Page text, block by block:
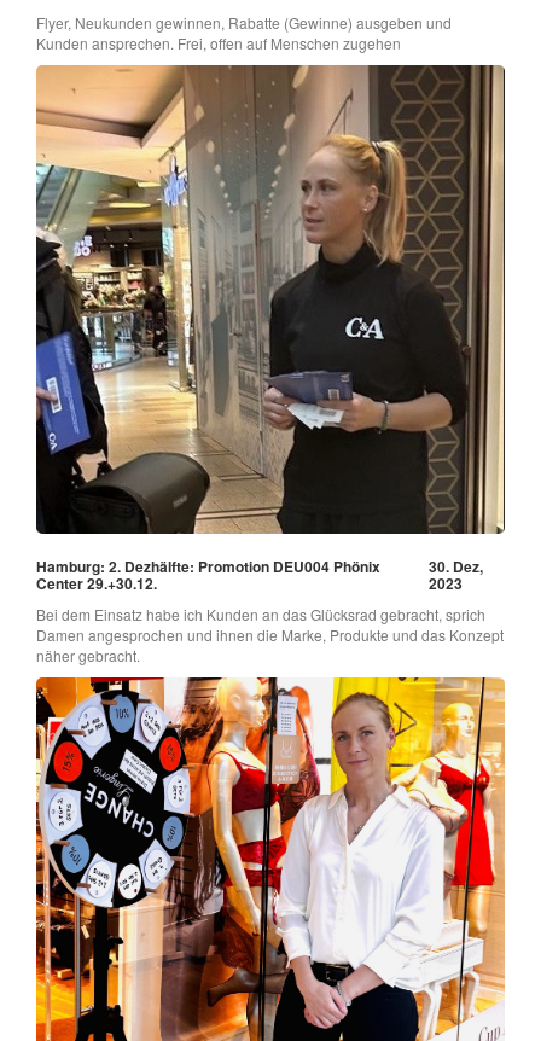
Flyer, Neukunden gewinnen, Rabatte (Gewinne) ausgeben und
Kunden ansprechen. Frei, offen auf Menschen zugehen
Hamburg: 2. Dezhälfte: Promotion DEU004 Phönix
Center 29.+30.12.
30. Dez,
2023
Bei dem Einsatz habe ich Kunden an das Glücksrad gebracht, sprich
Damen angesprochen und ihnen die Marke, Produkte und das Konzept
näher gebracht.